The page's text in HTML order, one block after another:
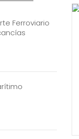
Ferroviario